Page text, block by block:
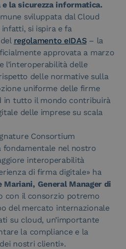
la sicurezza informatica.
sviluppata dal Cloud
si ispira e fa
regolamento eIDAS– la
approvata a marzo
l’interoperabilità delle
delle normative sulla
uniforme delle firme
in tutto il mondo contribuirà
delle imprese su scala
Consortium
fondamentale nel nostro
interoperabilità
di firma digitale» ha
Mariani, General Manager di
con il consorzio potremo
del mercato internazionale
su cloud, un’importante
la compliance e la
nostri clienti».